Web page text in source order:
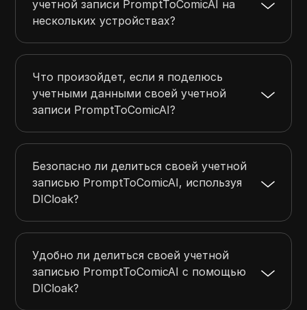
учетной записи PromptToComicAI на
нескольких устройствах?
Что произойдет, если я поделюсь
учетными данными своей учетной
записи PromptToComicAI?
Безопасно ли делиться своей учетной
записью PromptToComicAI, используя
DICloak?
Удобно ли делиться своей учетной
записью PromptToComicAI с помощью
DICloak?